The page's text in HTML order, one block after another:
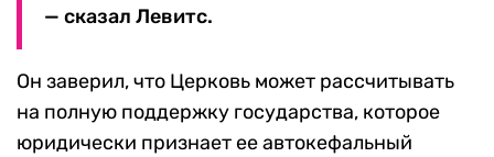
— сказал Левитс.
Он заверил, что Церковь может рассчитывать
на полную поддержку государства, которое
юридически признает ее автокефальный